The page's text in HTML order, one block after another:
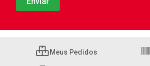
Meus Pedidos